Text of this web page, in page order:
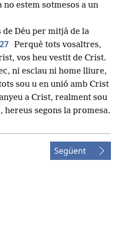
estem sotmesos a un
Déu per mitjà de la
27 Perquè tots vosaltres,
vos heu vestit de Crist.
ni esclau ni home lliure,
sou u en unió amb Crist
a Crist, realment sou
hereus segons la promesa.
Següent